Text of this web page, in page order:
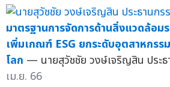
มาตรฐานการจัดการด้านสิ่งแวดล้อม
เพิ่มเกณฑ์ ESG ยกระดับอุตสาหกร
โลก — นายสุวัชชัย วงษ์เจริญสิน ประธ
เม.ย. 66